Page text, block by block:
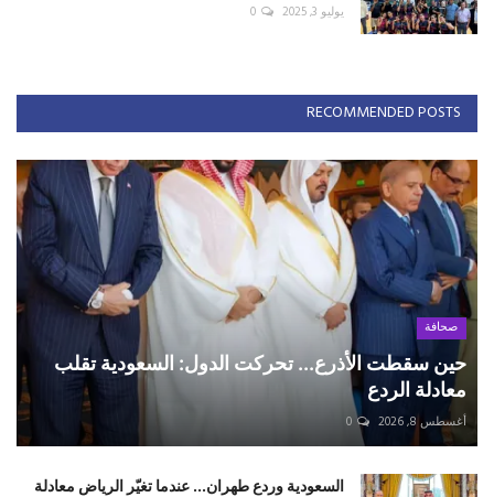
يوليو 3, 2025 0
RECOMMENDED POSTS
صحافة
حين سقطت الأذرع... تحركت الدول: السعودية تقلب
معادلة الردع
أغسطس 8, 2026 0
السعودية وردع طهران... عندما تغيّر الرياض معادلة